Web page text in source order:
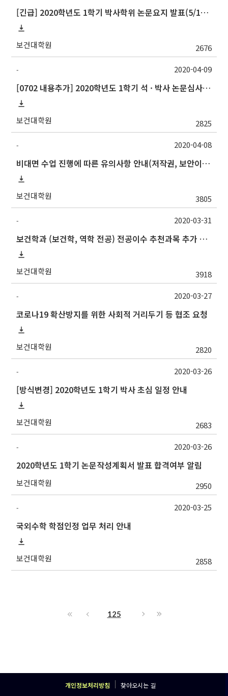
[긴급] 2020학년도 1학기 박사학위 논문요지 발표(5/1) 대상자 신청 안내(4/17까지)
보건대학원 2676
-
[0702 내용추가] 2020학년도 1학기 석 · 박사 논문심사 일정안내
보건대학원 2825
2020-04-09
-
비대면 수업 진행에 따른 유의사항 안내(저작권, 보안이슈 등)
보건대학원 3805
2020-04-08
-
보건학과 (보건학, 역학 전공) 전공이수 추천과목 추가 지정
보건대학원 3918
2020-03-31
-
코로나19 확산방지를 위한 사회적 거리두기 등 협조 요청
보건대학원 2820
2020-03-27
-
[방식변경] 2020학년도 1학기 박사 초심 일정 안내
보건대학원 2683
2020-03-26
-
2020학년도 1학기 논문작성계획서 발표 합격여부 알림
보건대학원 2950
2020-03-26
-
국외수학 학점인정 업무 처리 안내
보건대학원 2858
2020-03-25
125
개인정보처리방침 찾아오시는 길